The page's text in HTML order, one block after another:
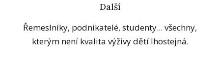
Další
Řemeslníky, podnikatelé, studenty... všechny,
kterým není kvalita výživy dětí lhostejná.